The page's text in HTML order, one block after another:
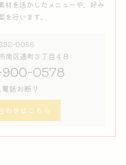
材を活かしたメニューや、好み
行います。
0056
南区通町３丁目４８
0578
話お断り
わせはこちら